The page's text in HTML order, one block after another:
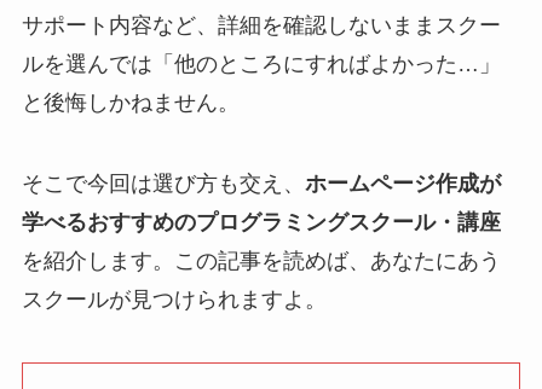
サポート内容など、詳細を確認しないままスクー
ルを選んでは「他のところにすればよかった…」
と後悔しかねません。
そこで今回は選び方も交え、 ホームページ作成が
学べるおすすめのプログラミングスクール・講座
を紹介します。この記事を読めば、あなたにあう
スクールが見つけられますよ。